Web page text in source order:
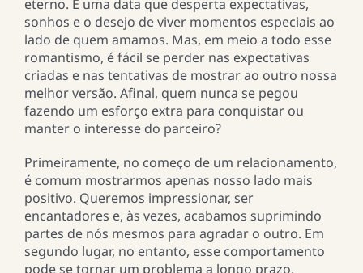
eterno. É uma data que desperta expectativas,
sonhos e o desejo de viver momentos especiais ao
lado de quem amamos. Mas, em meio a todo esse
romantismo, é fácil se perder nas expectativas
criadas e nas tentativas de mostrar ao outro nossa
melhor versão. Afinal, quem nunca se pegou
fazendo um esforço extra para conquistar ou
manter o interesse do parceiro?
Primeiramente, no começo de um relacionamento,
é comum mostrarmos apenas nosso lado mais
positivo. Queremos impressionar, ser
encantadores e, às vezes, acabamos suprimindo
partes de nós mesmos para agradar o outro. Em
segundo lugar, no entanto, esse comportamento
pode se tornar um problema a longo prazo,